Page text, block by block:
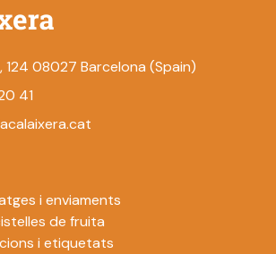
124 08027 Barcelona (Spain)
41
i enviaments
de fruita
i etiquetats